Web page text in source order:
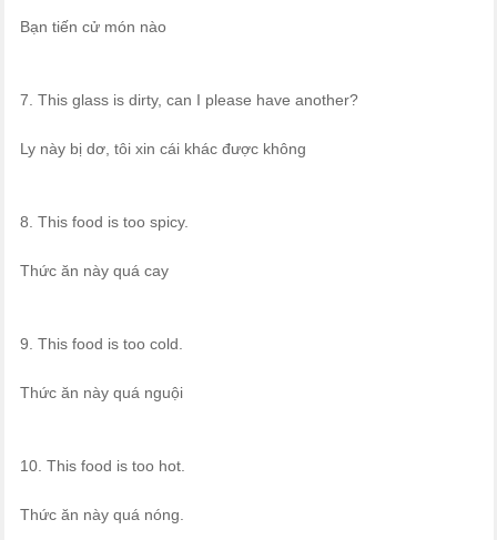
Bạn tiến cử món nào
7. This glass is dirty, can I please have another?
Ly này bị dơ, tôi xin cái khác được không
8. This food is too spicy.
Thức ăn này quá cay
9. This food is too cold.
Thức ăn này quá nguội
10. This food is too hot.
Thức ăn này quá nóng.